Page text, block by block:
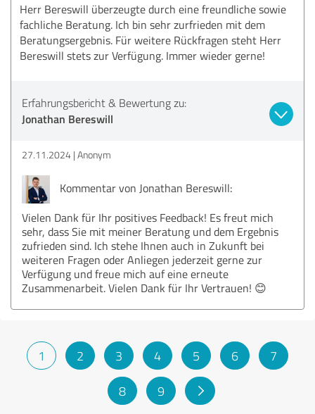
Herr Bereswill überzeugte durch eine freundliche sowie
fachliche Beratung. Ich bin sehr zurfrieden mit dem
Beratungsergebnis. Für weitere Rückfragen steht Herr
Bereswill stets zur Verfügung. Immer wieder gerne!
Erfahrungsbericht & Bewertung zu:
Jonathan Bereswill
27.11.2024 Anonym
Kommentar von Jonathan Bereswill:
Vielen Dank für Ihr positives Feedback! Es freut mich
sehr, dass Sie mit meiner Beratung und dem Ergebnis
zufrieden sind. Ich stehe Ihnen auch in Zukunft bei
weiteren Fragen oder Anliegen jederzeit gerne zur
Verfügung und freue mich auf eine erneute
Zusammenarbeit. Vielen Dank für Ihr Vertrauen! 😊
1 2 3 4 5 6 7
8 9